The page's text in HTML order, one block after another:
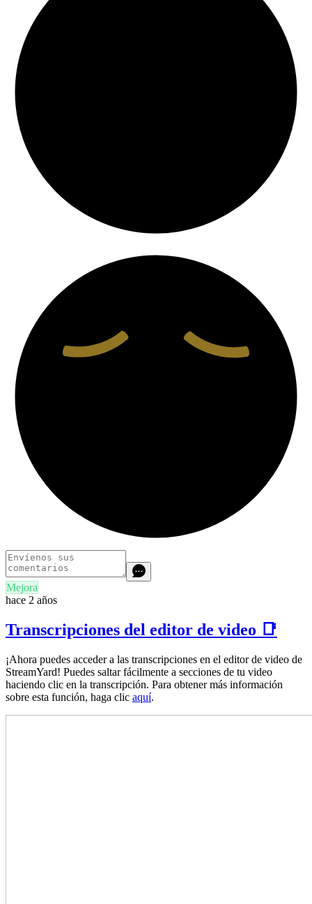
Mejora
hace 2 años
Transcripciones del editor de video 📑
¡Ahora puedes acceder a las transcripciones en el editor de video de
StreamYard! Puedes saltar fácilmente a secciones de tu video
haciendo clic en la transcripción. Para obtener más información
sobre esta función, haga clic aquí.